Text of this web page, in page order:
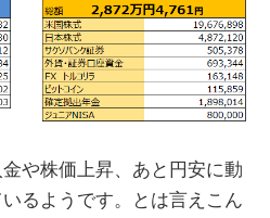
や株価上昇、あと円安に動
るようです。とは言えこん